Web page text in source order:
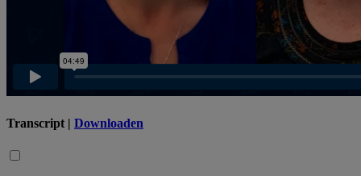
Transcript | Downloaden